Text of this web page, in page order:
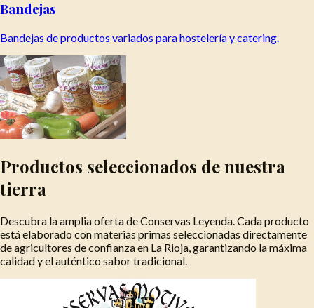
Bandejas
Bandejas de productos variados para hostelería y catering.
Productos seleccionados de nuestra
tierra
Descubra la amplia oferta de Conservas Leyenda. Cada producto
está elaborado con materias primas seleccionadas directamente
de agricultores de confianza en La Rioja, garantizando la máxima
calidad y el auténtico sabor tradicional.